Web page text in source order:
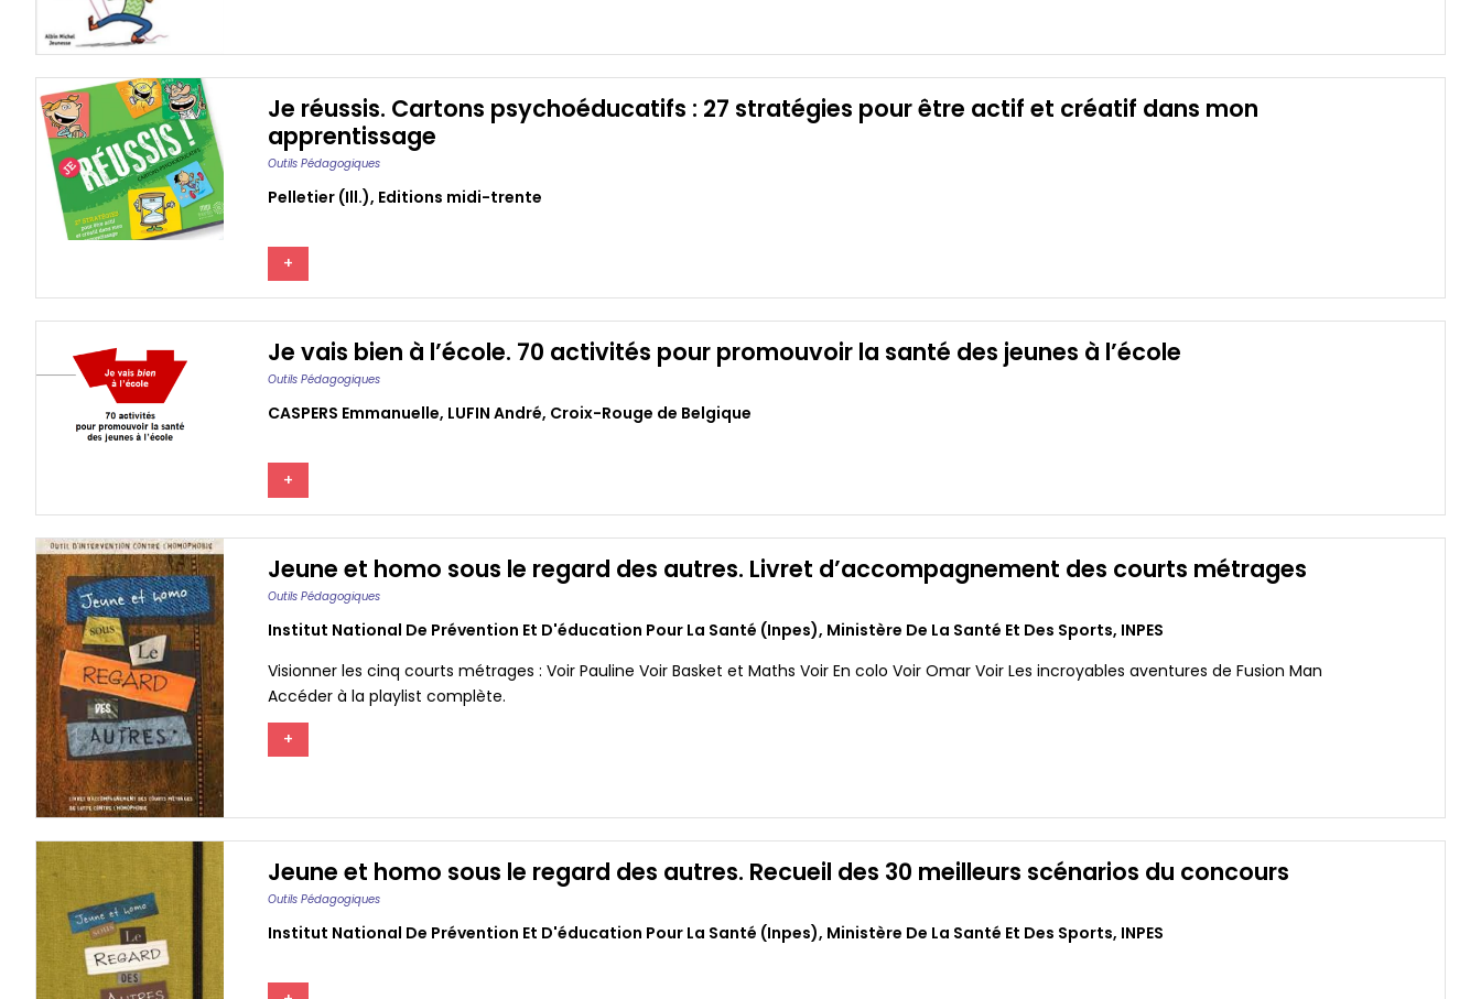
Je réussis. Cartons psychoéducatifs : 27 stratégies pour être actif et créatif dans mon
apprentissage
Outils Pédagogiques
Pelletier (ill.), Editions midi-trente
+
Je vais bien à l’école. 70 activités pour promouvoir la santé des jeunes à l’école
Outils Pédagogiques
CASPERS Emmanuelle, LUFIN André, Croix-Rouge de Belgique
+
Jeune et homo sous le regard des autres. Livret d’accompagnement des courts métrages
Outils Pédagogiques
Institut National De Prévention Et D'éducation Pour La Santé (inpes), Ministère De La Santé Et Des Sports, INPES
Visionner les cinq courts métrages : Voir Pauline Voir Basket et Maths Voir En colo Voir Omar Voir Les incroyables aventures de Fusion Man
Accéder à la playlist complète.
+
Jeune et homo sous le regard des autres. Recueil des 30 meilleurs scénarios du concours
Outils Pédagogiques
Institut National De Prévention Et D'éducation Pour La Santé (inpes), Ministère De La Santé Et Des Sports, INPES